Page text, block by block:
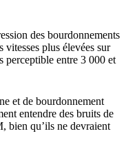
des bourdonnements
plus élevées sur
perceptible entre 3 000 et
et de bourdonnement
entendre des bruits de
bien qu’ils ne devraient